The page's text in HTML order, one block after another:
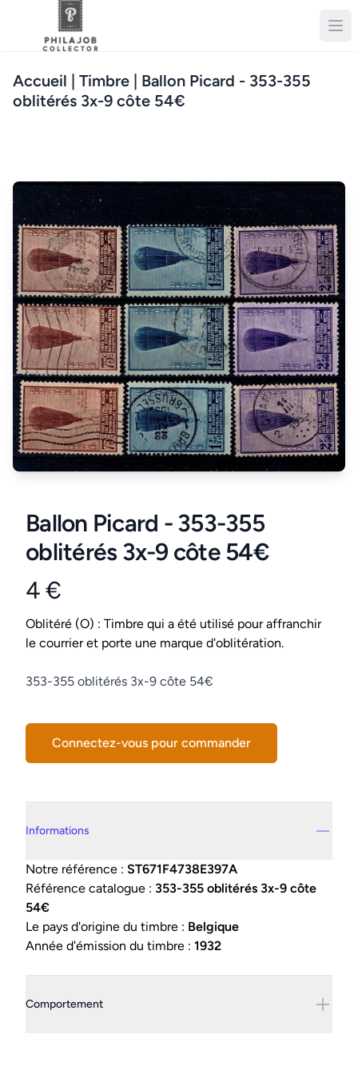
Accueil | Timbre | Ballon Picard - 353-355
oblitérés 3x-9 côte 54€
Ballon Picard - 353-355
oblitérés 3x-9 côte 54€
Product information
4 €
Conditions
Oblitéré (O) : Timbre qui a été utilisé pour affranchir
le courrier et porte une marque d'oblitération.
Description
353-355 oblitérés 3x-9 côte 54€
Connectez-vous pour commander
Informations
Notre référence : ST671F4738E397A
Référence catalogue : 353-355 oblitérés 3x-9 côte
54€
Le pays d'origine du timbre : Belgique
Année d'émission du timbre : 1932
Comportement